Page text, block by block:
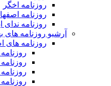
روزنامه اخگر
روزنامه
روزنامه ندای
آرشیو روزنامه های
روزنامه های